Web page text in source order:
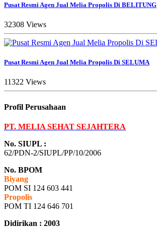
Pusat Resmi Agen Jual Melia Propolis Di BELITUNG
32308 Views
Pusat Resmi Agen Jual Melia Propolis Di SELUMA
11322 Views
Profil Perusahaan
PT. MELIA SEHAT SEJAHTERA
No. SIUPL :
62/PDN-2/SIUPL/PP/10/2006
No. BPOM
Biyang
POM SI 124 603 441
Propolis
POM TI 124 646 701
Didirikan : 2003